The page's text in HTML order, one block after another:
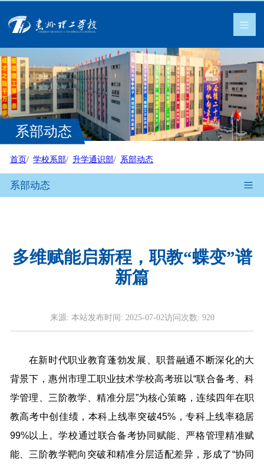
系部动态
首页 学校系部 升学通识部 系部动态
系部动态
多维赋能启新程，职教“蝶变”谱
新篇
来源: 本站发布时间: 2025-07-02访问次数: 920
在新时代职业教育蓬勃发展、职普融通不断深化的大
背景下，惠州市理工职业技术学校高考班以“联合备考、科
学管理、三阶教学、精准分层”为核心策略，连续四年在职
教高考中创佳绩，本科上线率突破45%，专科上线率稳居
99%以上。学校通过联合备考协同赋能、严格管理精准赋
能、三阶教学靶向突破和精准分层适配差异，形成了“协同